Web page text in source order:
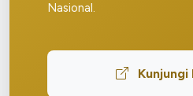
Nasional.
Kunjungi